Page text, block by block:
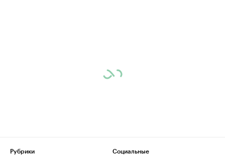
Рубрики
Социальные